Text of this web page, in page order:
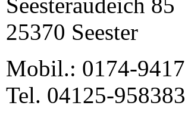
25370 Seester
Mobil.: 0174-
Tel. 04125-